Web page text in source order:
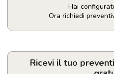
Hai
Ora richiedi
Tagliere
linea
NaturaRicevi il tuo